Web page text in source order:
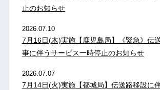
止のお知らせ
2026.07.10
7月16日(木)実施【鹿児島局】《緊急》伝
事に伴うサービス一時停止のお知らせ
2026.07.07
7月14日(火)実施【都城局】伝送路移設に